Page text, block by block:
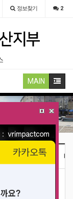
정보찾기 2
MAIN
소계 포인트 배